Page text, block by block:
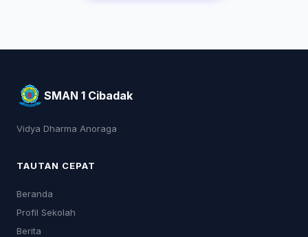
SMAN 1 Cibadak
Vidya Dharma Anoraga
TAUTAN CEPAT
Beranda
Profil Sekolah
Berita